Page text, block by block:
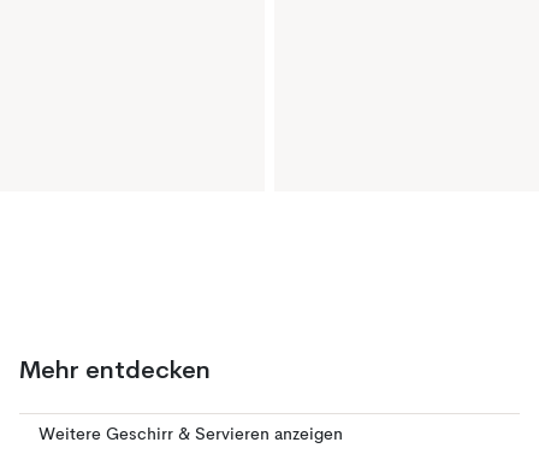
Mehr entdecken
Weitere Geschirr & Servieren anzeigen